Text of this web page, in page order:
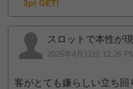
3pt GET!
スロットで本性が
2025年4月12日 12:26
客がとても嫌らしい立ち